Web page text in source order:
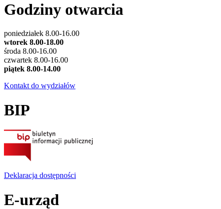
Godziny otwarcia
poniedziałek 8.00-16.00
wtorek 8.00-18.00
środa 8.00-16.00
czwartek 8.00-16.00
piątek 8.00-14.00
Kontakt do wydziałów
BIP
Deklaracja dostępności
E-urząd